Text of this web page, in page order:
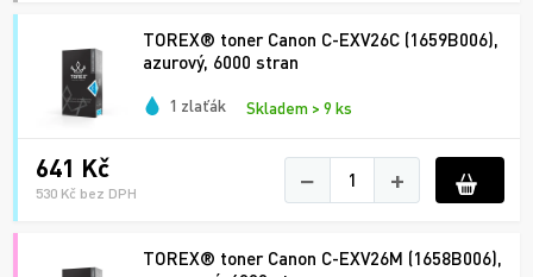
TOREX® toner Canon C-EXV26C (1659B006),
azurový, 6000 stran
1 zlaťák Skladem > 9 ks
641 Kč
530 Kč bez DPH − +
TOREX® toner Canon C-EXV26M (1658B006),